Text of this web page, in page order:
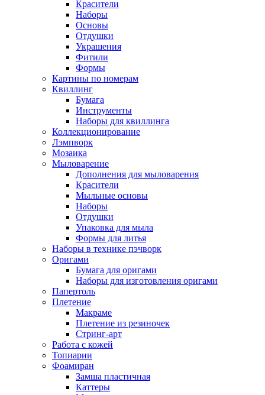
Красители
Наборы
Основы
Отдушки
Украшения
Фитили
Формы
Картины по номерам
Квиллинг
Бумага
Инструменты
Наборы для квиллинга
Коллекционирование
Лэмпворк
Мозаика
Мыловарение
Дополнения для мыловарения
Красители
Мыльные основы
Наборы
Отдушки
Упаковка для мыла
Формы для литья
Наборы в технике пэчворк
Оригами
Бумага для оригами
Наборы для изготовления оригами
Папертоль
Плетение
Макраме
Плетение из резиночек
Стринг-арт
Работа с кожей
Топиарии
Фоамиран
Замша пластичная
Каттеры